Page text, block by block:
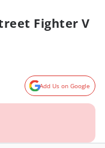
Fighter V
Add Us on Google